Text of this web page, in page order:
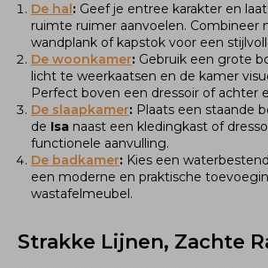
De hal : Geef je entree karakter en
ruimte ruimer aanvoelen. Combineer
wandplank of kapstok voor een
De woonkamer: Gebruik een grote
licht te weerkaatsen en de kamer
Perfect boven een dressoir of achter
De slaapkamer: Plaats een staande
de Isa naast een kledingkast of
functionele aanvulling.
De badkamer: Kies een
een moderne en praktische
wastafelmeubel.
Strakke Lijnen, Zachte